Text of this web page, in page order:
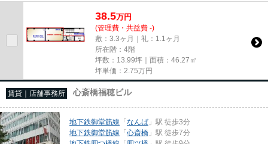
尚、弊社ではおとり広告は一切...
38.5万円
(管理費・共益費 -)
敷：3.3ヶ月｜礼：1.1ヶ月
所在階：4階
坪数：13.99坪｜面積：46.27㎡
坪単価： 2.75万円
賃貸｜店舗事務所 心斎橋福穂ビル
地下鉄御堂筋線 「なんば 」駅 徒歩3分
地下鉄御堂筋線 「心斎橋 」駅 徒歩7分